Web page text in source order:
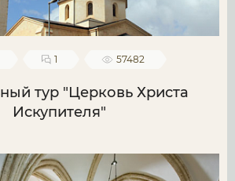
1 57482
тур "Церковь Христа
Искупителя"